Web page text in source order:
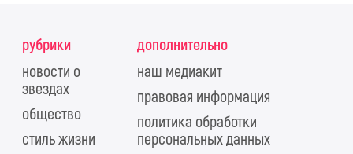
рубрики
новости о
звездах
общество
стиль жизни
дополнительно
наш медиакит
правовая информация
политика обработки
персональных данных